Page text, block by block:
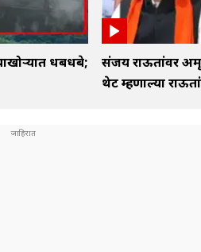
धबधबे;
संजय राऊतांवर
थेट म्हणाल्या